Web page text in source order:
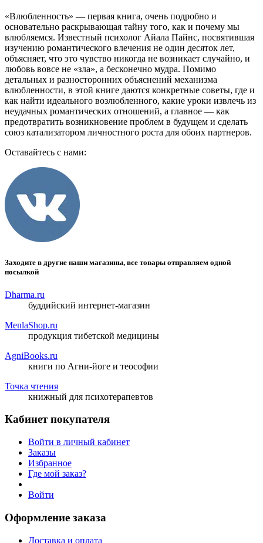
«Влюбленность» — первая книга, очень подробно и
основательно раскрывающая тайну того, как и почему мы
влюбляемся. Известный психолог Айала Пайнс, посвятившая
изучению романтического влечения не один десяток лет,
объясняет, что это чувство никогда не возникает случайно, и
любовь вовсе не «зла», а бесконечно мудра. Помимо
детальных и разносторонних объяснений механизма
влюбленности, в этой книге даются конкретные советы, где и
как найти идеального возлюбленного, какие уроки извлечь из
неудачных романтических отношений, а главное — как
предотвратить возникновение проблем в будущем и сделать
союз катализатором личностного роста для обоих партнеров.
Оставайтесь с нами:
Заходите в другие наши магазины, все товары отправляем одной
посылкой
Dharma.ru
буддийский интернет-магазин
MenlaShop.ru
продукция тибетской медицины
AgniBooks.ru
книги по Агни-йоге и теософии
Точка чтения
книжный для психотерапевтов
Кабинет покупателя
Войти в личный кабинет
Заказы
Избранное
Где мой заказ?
Войти
Оформление заказа
Доставка и оплата